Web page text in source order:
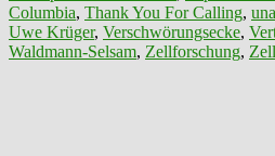
Columbia, Thank You For Calling,
Uwe Krüger, Verschwörungsecke,
Waldmann-Selsam, Zellforschung,